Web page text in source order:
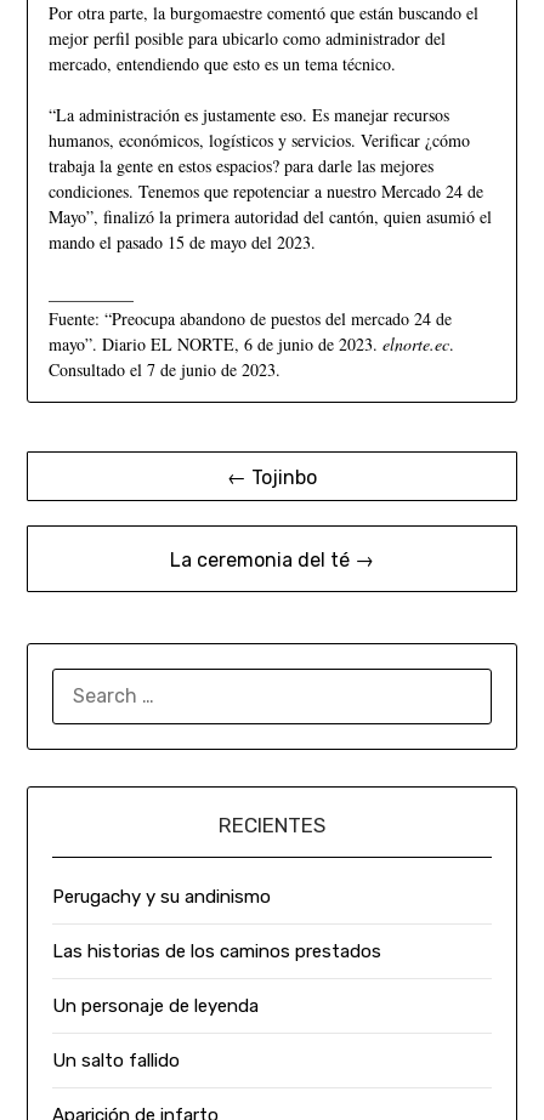
Por otra parte, la burgomaestre comentó que están buscando el
mejor perfil posible para ubicarlo como administrador del
mercado, entendiendo que esto es un tema técnico.
“La administración es justamente eso. Es manejar recursos
humanos, económicos, logísticos y servicios. Verificar ¿cómo
trabaja la gente en estos espacios? para darle las mejores
condiciones. Tenemos que repotenciar a nuestro Mercado 24 de
Mayo”, finalizó la primera autoridad del cantón, quien asumió el
mando el pasado 15 de mayo del 2023.
Fuente: “Preocupa abandono de puestos del mercado 24 de
mayo”. Diario EL NORTE, 6 de junio de 2023. elnorte.ec.
Consultado el 7 de junio de 2023.
← Tojinbo
La ceremonia del té →
RECIENTES
Perugachy y su andinismo
Las historias de los caminos prestados
Un personaje de leyenda
Un salto fallido
Aparición de infarto